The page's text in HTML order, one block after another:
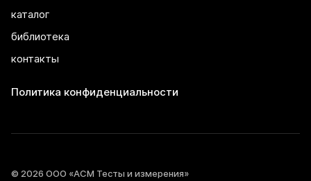
каталог
библиотека
контакты
Политика конфиденциальности
© 2026 ООО «АСМ Тесты и измерения»